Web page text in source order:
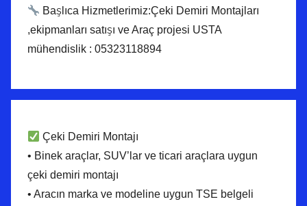
Başlıca Hizmetlerimiz:Çeki Demiri Montajları
,ekipmanları satışı ve Araç projesi USTA
mühendislik : 05323118894
Çeki Demiri Montajı
• Binek araçlar, SUV’lar ve ticari araçlara uygun
çeki demiri montajı
• Aracın marka ve modeline uygun TSE belgeli